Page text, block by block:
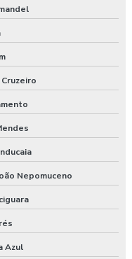
nr 1
do trabalho
construção civil
trabalho
Nepomuceno
Azul